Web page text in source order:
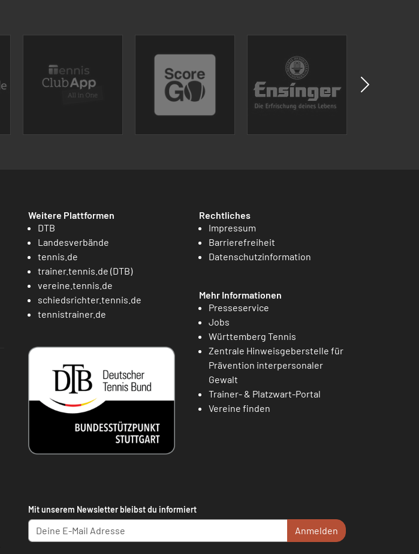
Weitere Plattformen
DTB
Landesverbände
tennis.de
trainer.tennis.de (DTB)
vereine.tennis.de
schiedsrichter.tennis.de
tennistrainer.de
Rechtliches
Impressum
Barrierefreiheit
Datenschutzinformation
Mehr Informationen
Presseservice
Jobs
Württemberg Tennis
Zentrale Hinweisgeberstelle für
Prävention interpersonaler
Gewalt
Trainer- & Platzwart-Portal
Vereine finden
Mit unserem Newsletter bleibst du informiert
Anmelden